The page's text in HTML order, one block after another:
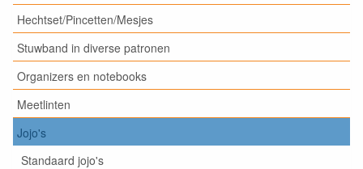
Hechtset/Pincetten/Mesjes
Stuwband in diverse patronen
Organizers en notebooks
Meetlinten
Jojo's
Standaard jojo's